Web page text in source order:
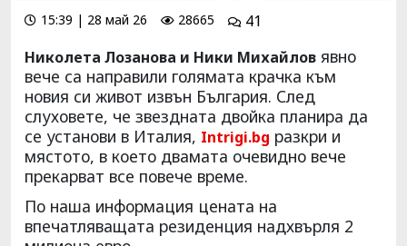
15:39 | 28 май 26 28665
41
Николета Лозанова и Ники Михайлов явно
вече са направили голямата крачка към
новия си живот извън България. След
слуховете, че звездната двойка планира да
се установи в Италия, Intrigi.bg разкри и
мястото, в което двамата очевидно вече
прекарват все повече време.
По наша информация цената на
впечатляващата резиденция надхвърля 2